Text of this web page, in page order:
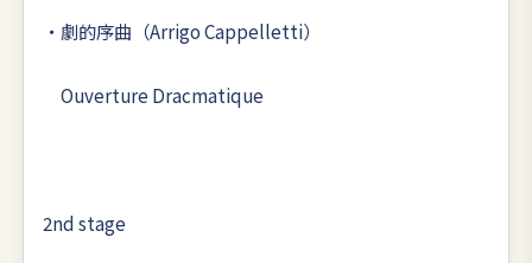
・劇的序曲（Arrigo Cappelletti）
Ouverture Dracmatique
2nd stage